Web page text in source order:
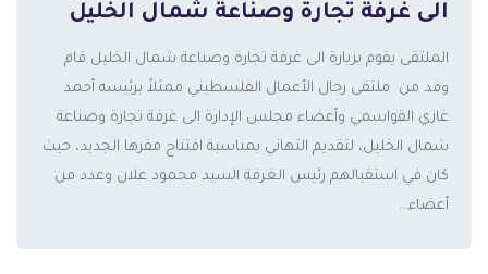
الى غرفة تجارة وصناعة شمال الخليل
الملتقى يقوم بزيارة الى غرفة تجارة وصناعة شمال الخليل قام
وفد من ملتقى رجال الأعمال الفلسطيني ممثلاً برئيسه أحمد
غازي القواسمي وأعضاء مجلس الإدارة الى غرفة تجارة وصناعة
شمال الخليل، لتقديم التهاني بمناسبة افتتاح مقرها الجديد، حيث
كان في استقبالهم رئيس الغرفة السيد محمود علان وعدد من
أعضاء...